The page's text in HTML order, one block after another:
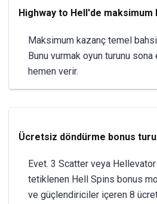
Highway to Hell'de maksimum
Maksimum kazanç temel
Bunu vurmak oyun turunu
hemen verir.
Ücretsiz döndürme bonus turu
Evet. 3 Scatter veya
tetiklenen Hell Spins bonus
ve güçlendiriciler içeren 8